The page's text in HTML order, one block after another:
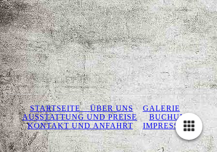
STARTSEITEÜBER UNS
GALERIE
AUSSTATTUNG UND PREISE
BUCHUNG
KONTAKT UND ANFAHRT
IMPRESSUM